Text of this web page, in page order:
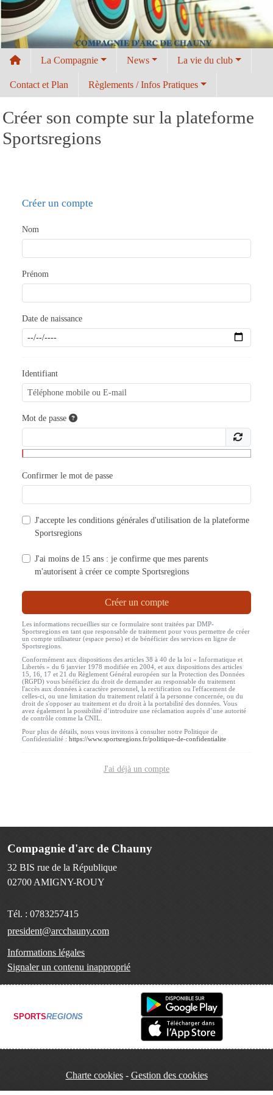
La Compagnie News La vie du club
Contact et Plan Règlements / Infos Pratiques
Créer son compte sur la plateforme
Sportsregions
Créer un compte
Nom
Prénom
Date de naissance
Identifiant
Mot de passe
Confirmer le mot de passe
J'accepte les conditions générales d'utilisation de la plateforme
Sportsregions
J'ai moins de 15 ans : je confirme que mes parents
m'autorisent à créer ce compte Sportsregions
Créer un compte
Les informations recueillies sur ce formulaire sont traitées par DMP-
Sportsregions en tant que responsable de traitement pour vous permettre de créer
un compte utilisateur (espace perso) et de bénéficier des services en ligne de
Sportsregions.
Conformément aux dispositions des articles 38 à 40 de la loi « Informatique et
Libertés » du 6 janvier 1978 modifiée en 2004, et aux dispositions des articles
15, 16, 17 et 21 du Règlement Général européen sur la Protection des Données
(RGPD) vous bénéficiez du droit de demander au responsable du traitement
l'accès aux données à caractère personnel, la rectification ou l'effacement de
celles-ci, ou une limitation du traitement relatif à la personne concernée, ou du
droit de s'opposer au traitement et du droit à la portabilité des données. Vous
avez également la possibilité d’introduire une réclamation auprès d’une autorité
de contrôle comme la CNIL.
Pour plus de détails, nous vous invitons à consulter notre Politique de
Confidentialité : https://www.sportsregions.fr/politique-de-confidentialite
J'ai déjà un compte
Compagnie d'arc de Chauny
32 BIS rue de la République
02700 AMIGNY-ROUY
Tél. : 0783257415
president@arcchauny.com
Informations légales
Signaler un contenu inapproprié
SPORTSREGIONS
Charte cookies Gestion des cookies
Panneau de gestion des cookies